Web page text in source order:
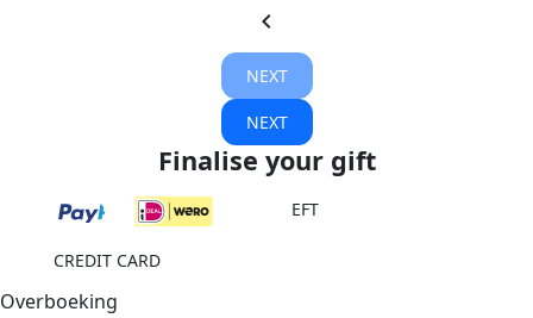
chevron_left
NEXT
NEXT
Finalise your gift
EFT
CREDIT CARD
Overboeking